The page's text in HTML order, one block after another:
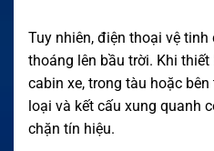
Tuy nhiên, điện thoại vệ
thoáng lên bầu trời. Khi
cabin xe, trong tàu hoặc
loại và kết cấu xung quanh
chặn tín hiệu.